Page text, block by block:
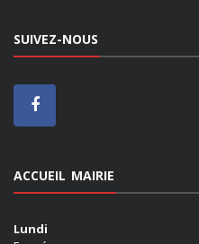
SUIVEZ-NOUS
ACCUEIL MAIRIE
Lundi